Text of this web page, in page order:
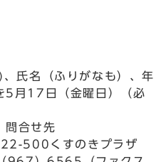
氏名（ふりがなも）、年
5月17日（金曜日）（必
合せ先
500くすのきプラザ